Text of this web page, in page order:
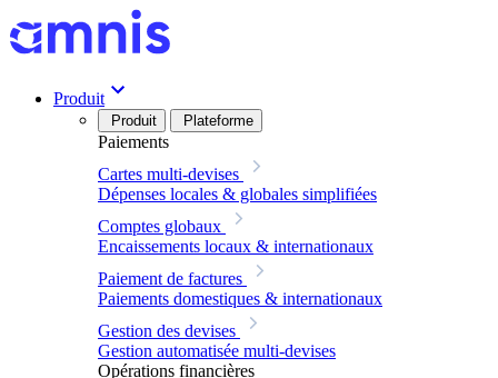
Produit
Produit Plateforme
Paiements
Cartes multi-devises
Dépenses locales & globales simplifiées
Comptes globaux
Encaissements locaux & internationaux
Paiement de factures
Paiements domestiques & internationaux
Gestion des devises
Gestion automatisée multi-devises
Opérations financières